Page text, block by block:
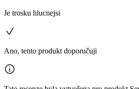
Je trosku hlucnejsi
Ano, tento produkt doporučuji